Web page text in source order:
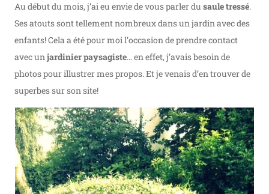
Au début du mois, j’ai eu envie de vous parler du saule tressé.
Ses atouts sont tellement nombreux dans un jardin avec des
enfants! Cela a été pour moi l’occasion de prendre contact
avec unjardinier paysagiste… en effet, j’avais besoin de
photos pour illustrer mes propos. Et je venais d’en trouver de
superbes sur son site!